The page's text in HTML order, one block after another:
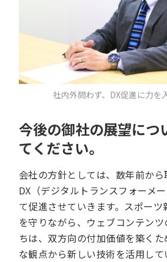
社内外問わず、DX促進に力を
今後の御社の展望につ
てください。
会社の方針としては、数年前から
DX（デジタルトランスフォーメ
て促進させていきます。スポー
を守りながら、ウェブコンテン
ちは、双方向の付加価値を築く
な観点から新しい技術を活用し